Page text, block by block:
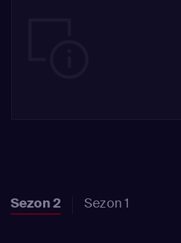
Sezon 2 Sezon 1